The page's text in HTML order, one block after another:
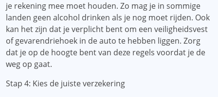
je rekening mee moet houden. Zo mag je in sommige
landen geen alcohol drinken als je nog moet rijden. Ook
kan het zijn dat je verplicht bent om een ​​veiligheidsvest
of gevarendriehoek in de auto te hebben liggen. Zorg
dat je op de hoogte bent van deze regels voordat je de
weg op gaat.
Stap 4: Kies de juiste verzekering